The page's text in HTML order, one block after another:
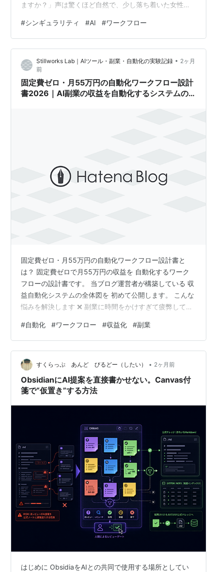
ますか？」声は驚くほど自然で、少し落ち着いた女性の
直属の上司、AI管理職の「アポロ」だ。アポロ——ギリ
シャ神話の予言と知恵の神から名付けられたこのワーク
フローシステムは、10年に渡るDX推進プロジェクトの集
大成だった。入社時、チャットボットによるMBTI診断で
私はINFJ（提唱者）型と判定された。そして、相性が良
いとされるENFP（運動家）型の特…
#シンギュラリティ #AI #ワークフロー
Stillworks Lab｜AIツール・副業・自動化の実験記録 • 2ヶ月
前
固定費ゼロ・月55万円の自動化ワークフロー設計
書2026｜AI副業の収益を自動化するシステムの
固定費ゼロ・月55万円の自動化ワークフロー設計書と
は？ 固定費ゼロで月55万円の収益を 自動化するワーク
フローの設計書です。 当ブログ運営者が構築している 収
益自動化システムの全体図を 初めて公開します。 こんな
悩みを解決します ❌ 副業に時間をかけすぎて疲弊してい
ずに副業収益を最大化したい ❌ 場所・時間を選ばない収
益システムを構築したい ✅ この設計書通りに構築するこ
とで固定費ゼロの収益自動化システムが完成します 設計
書の構成 章内容 第1章収益自動化ワークフロー全体図 第
2章A8.netアフィリエイト自動化手順 第3章Gumroa…
#自動化 #ワークフロー #収益化 #副業
すくらっぷ あんど びるどー（したい） • 2ヶ月前
ObsidianにAI提案を直接書かせない。Canvas付
箋で“仮置き”する方法
はじめに ObsidiaをAIとの共同で使用する場所としてい